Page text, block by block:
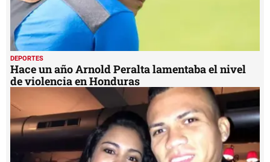
DEPORTES
Hace un año Arnold Peralta lamentaba el nivel
de violencia en Honduras